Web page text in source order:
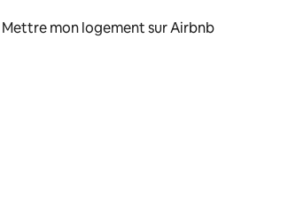
Mettre mon logement sur Airbnb